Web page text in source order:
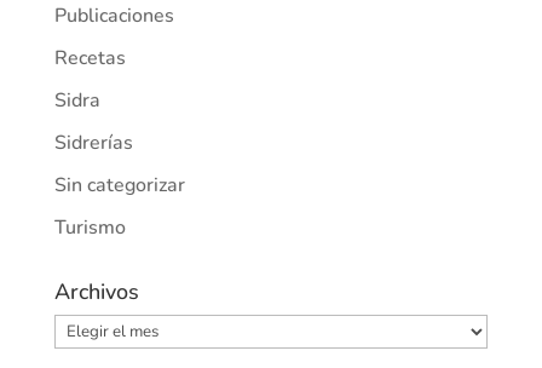
Publicaciones
Recetas
Sidra
Sidrerías
Sin categorizar
Turismo
Archivos
Archivos